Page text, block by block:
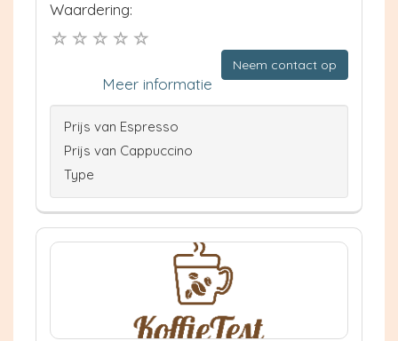
Waardering:
Neem contact op
Meer informatie
Prijs van Espresso
Prijs van Cappuccino
Type